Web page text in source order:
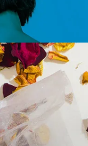
ต่างของบุหง